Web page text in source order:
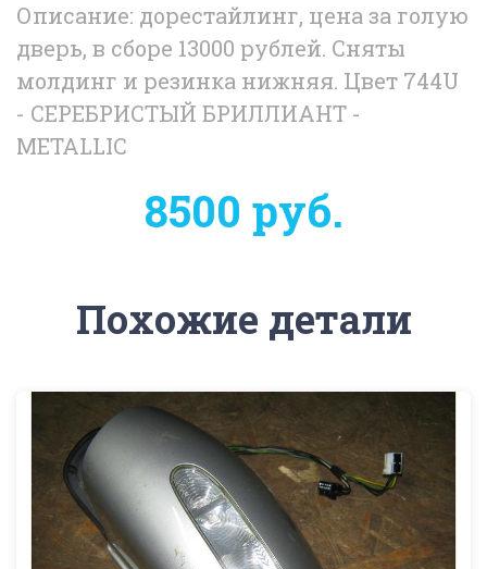
Описание: дорестайлинг, цена за голую
дверь, в сборе 13000 рублей. Сняты
молдинг и резинка нижняя. Цвет 744U
- СЕРЕБРИСТЫЙ БРИЛЛИАНТ -
METALLIC
8500 руб.
Похожие детали